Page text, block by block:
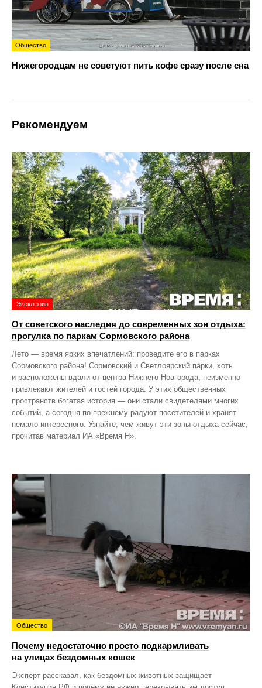
Общество
Нижегородцам не советуют пить кофе сразу после сна
Рекомендуем
Эксклюзив
От советского наследия до современных зон отдыха:
прогулка по паркам Сормовского района
Лето — время ярких впечатлений: проведите его в парках
Сормовского района! Сормовский и Светлоярский парки, хоть
и расположены вдали от центра Нижнего Новгорода, неизменно
привлекают жителей и гостей города. У этих общественных
пространств богатая история — они стали свидетелями многих
событий, а сегодня по‑прежнему радуют посетителей и хранят
немало интересного. Узнайте, чем живут эти зоны отдыха сейчас,
прочитав материал ИА «Время Н».
Общество
Почему недостаточно просто подкармливать
на улицах бездомных кошек
Эксперт рассказал, как бездомных животных защищает